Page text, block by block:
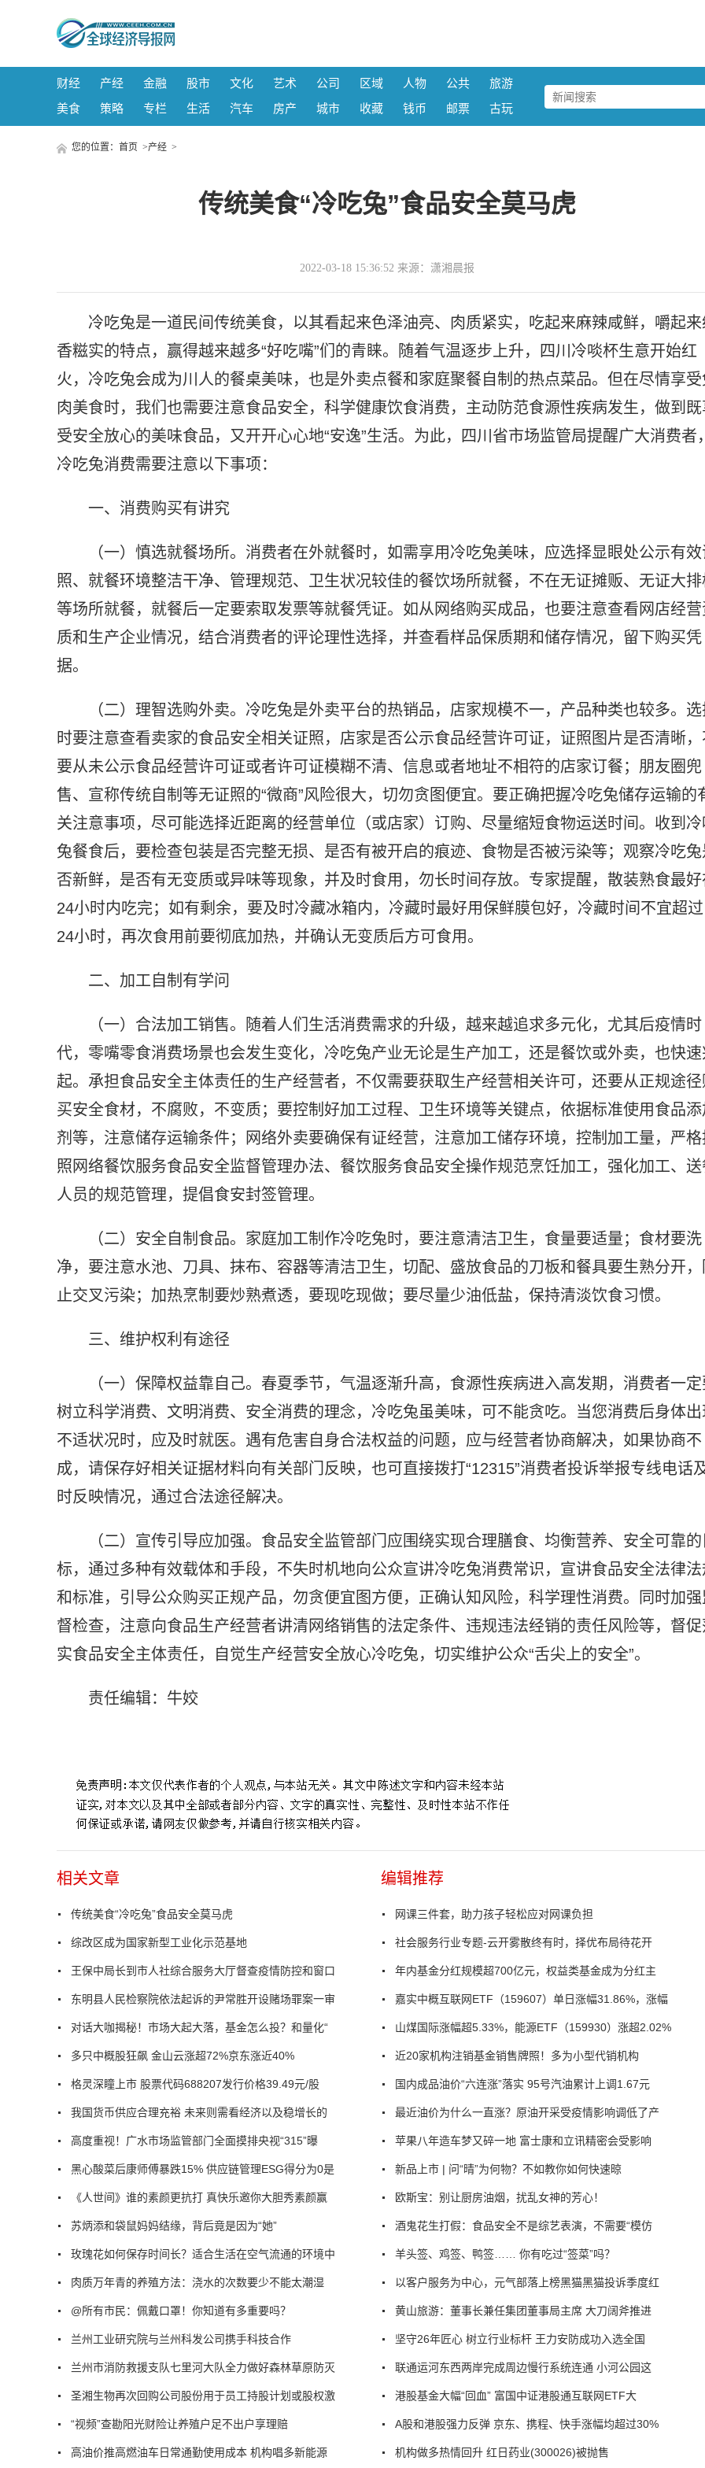
财经 产经 金融 股市 文化 艺术 公司 区域 人物 公共
旅游
美食
策略 专栏 生活 汽车 房产 城市 收藏 钱币 邮票 古玩
您的位置： 首页 >产经 >
传统美食“冷吃兔”食品安全莫马虎
2022-03-18 15:36:52 来源：潇湘晨报
冷吃兔是一道民间传统美食，以其看起来色泽油亮、肉质紧实，吃起来麻辣咸鲜，嚼起来
香糍实的特点，赢得越来越多“好吃嘴”们的青睐。随着气温逐步上升，四川冷啖杯生意开始红
火，冷吃兔会成为川人的餐桌美味，也是外卖点餐和家庭聚餐自制的热点菜品。但在尽情享受
肉美食时，我们也需要注意食品安全，科学健康饮食消费，主动防范食源性疾病发生，做到既
受安全放心的美味食品，又开开心心地“安逸”生活。为此，四川省市场监管局提醒广大消费者，
冷吃兔消费需要注意以下事项：
一、消费购买有讲究
（一）慎选就餐场所。消费者在外就餐时，如需享用冷吃兔美味，应选择显眼处公示有效
照、就餐环境整洁干净、管理规范、卫生状况较佳的餐饮场所就餐，不在无证摊贩、无证大排
等场所就餐，就餐后一定要索取发票等就餐凭证。如从网络购买成品，也要注意查看网店经营
质和生产企业情况，结合消费者的评论理性选择，并查看样品保质期和储存情况，留下购买凭
据。
（二）理智选购外卖。冷吃兔是外卖平台的热销品，店家规模不一，产品种类也较多。
时要注意查看卖家的食品安全相关证照，店家是否公示食品经营许可证，证照图片是否清晰，
要从未公示食品经营许可证或者许可证模糊不清、信息或者地址不相符的店家订餐；朋友圈兜
售、宣称传统自制等无证照的“微商”风险很大，切勿贪图便宜。要正确把握冷吃兔储存运输的
关注意事项，尽可能选择近距离的经营单位（或店家）订购、尽量缩短食物运送时间。收到冷
兔餐食后，要检查包装是否完整无损、是否有被开启的痕迹、食物是否被污染等；观察冷吃兔
否新鲜，是否有无变质或异味等现象，并及时食用，勿长时间存放。专家提醒，散装熟食最好
24小时内吃完；如有剩余，要及时冷藏冰箱内，冷藏时最好用保鲜膜包好，冷藏时间不宜超过
24小时，再次食用前要彻底加热，并确认无变质后方可食用。
二、加工自制有学问
（一）合法加工销售。随着人们生活消费需求的升级，越来越追求多元化，尤其后疫情时
代，零嘴零食消费场景也会发生变化，冷吃兔产业无论是生产加工，还是餐饮或外卖，也快速
起。承担食品安全主体责任的生产经营者，不仅需要获取生产经营相关许可，还要从正规途径
买安全食材，不腐败，不变质；要控制好加工过程、卫生环境等关键点，依据标准使用食品添
剂等，注意储存运输条件；网络外卖要确保有证经营，注意加工储存环境，控制加工量，严格
照网络餐饮服务食品安全监督管理办法、餐饮服务食品安全操作规范烹饪加工，强化加工、送
人员的规范管理，提倡食安封签管理。
（二）安全自制食品。家庭加工制作冷吃兔时，要注意清洁卫生，食量要适量；食材要洗
净，要注意水池、刀具、抹布、容器等清洁卫生，切配、盛放食品的刀板和餐具要生熟分开，
止交叉污染；加热烹制要炒熟煮透，要现吃现做；要尽量少油低盐，保持清淡饮食习惯。
三、维护权利有途径
（一）保障权益靠自己。春夏季节，气温逐渐升高，食源性疾病进入高发期，消费者一定
树立科学消费、文明消费、安全消费的理念，冷吃兔虽美味，可不能贪吃。当您消费后身体出
不适状况时，应及时就医。遇有危害自身合法权益的问题，应与经营者协商解决，如果协商不
成，请保存好相关证据材料向有关部门反映，也可直接拨打“12315”消费者投诉举报专线电话
时反映情况，通过合法途径解决。
（二）宣传引导应加强。食品安全监管部门应围绕实现合理膳食、均衡营养、安全可靠的
标，通过多种有效载体和手段，不失时机地向公众宣讲冷吃兔消费常识，宣讲食品安全法律法
和标准，引导公众购买正规产品，勿贪便宜图方便，正确认知风险，科学理性消费。同时加强
督检查，注意向食品生产经营者讲清网络销售的法定条件、违规违法经销的责任风险等，督促
实食品安全主体责任，自觉生产经营安全放心冷吃兔，切实维护公众“舌尖上的安全”。
责任编辑：牛姣
相关文章
传统美食“冷吃兔”食品安全莫马虎
综改区成为国家新型工业化示范基地
王保中局长到市人社综合服务大厅督查疫情防控和窗口
东明县人民检察院依法起诉的尹常胜开设赌场罪案一审
对话大咖揭秘！市场大起大落，基金怎么投？和量化“
多只中概股狂飙 金山云涨超72%京东涨近40%
格灵深瞳上市 股票代码688207发行价格39.49元/股
我国货币供应合理充裕 未来则需看经济以及稳增长的
高度重视！广水市场监管部门全面摸排央视“315”曝
黑心酸菜后康师傅暴跌15% 供应链管理ESG得分为0是
《人世间》谁的素颜更抗打 真快乐邀你大胆秀素颜赢
苏炳添和袋鼠妈妈结缘，背后竟是因为“她”
玫瑰花如何保存时间长？适合生活在空气流通的环境中
肉质万年青的养殖方法：浇水的次数要少不能太潮湿
@所有市民：佩戴口罩！你知道有多重要吗？
兰州工业研究院与兰州科发公司携手科技合作
兰州市消防救援支队七里河大队全力做好森林草原防灭
圣湘生物再次回购公司股份用于员工持股计划或股权激
“视频”查勘阳光财险让养殖户足不出户享理赔
高油价推高燃油车日常通勤使用成本 机构唱多新能源
编辑推荐
网课三件套，助力孩子轻松应对网课负担
社会服务行业专题-云开雾散终有时，择优布局待花开
年内基金分红规模超700亿元，权益类基金成为分红主
嘉实中概互联网ETF（159607）单日涨幅31.86%，涨幅
山煤国际涨幅超5.33%，能源ETF（159930）涨超2.02%
近20家机构注销基金销售牌照！多为小型代销机构
国内成品油价“六连涨”落实 95号汽油累计上调1.67元
最近油价为什么一直涨？原油开采受疫情影响调低了产
苹果八年造车梦又碎一地 富士康和立讯精密会受影响
新品上市 | 问“晴”为何物？不如教你如何快速晾
欧斯宝：别让厨房油烟，扰乱女神的芳心！
酒鬼花生打假：食品安全不是综艺表演，不需要“模仿
羊头签、鸡签、鸭签…… 你有吃过“签菜”吗？
以客户服务为中心，元气部落上榜黑猫黑猫投诉季度红
黄山旅游：董事长兼任集团董事局主席 大刀阔斧推进
坚守26年匠心 树立行业标杆 王力安防成功入选全国
联通运河东西两岸完成周边慢行系统连通 小河公园这
港股基金大幅“回血” 富国中证港股通互联网ETF大
A股和港股强力反弹 京东、携程、快手涨幅均超过30%
机构做多热情回升 红日药业(300026)被抛售